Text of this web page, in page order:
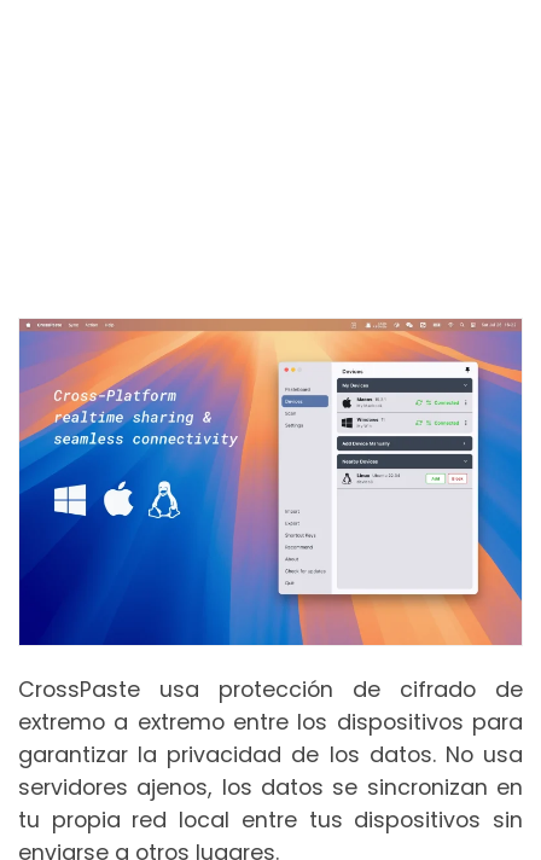
CrossPaste usa protección de cifrado de
extremo a extremo entre los dispositivos para
garantizar la privacidad de los datos. No usa
servidores ajenos, los datos se sincronizan en
tu propia red local entre tus dispositivos sin
enviarse a otros lugares.